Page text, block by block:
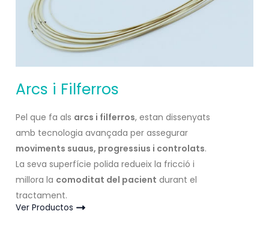
Arcs i Filferros
Pel que fa als arcs i filferros, estan dissenyats
amb tecnologia avançada per assegurar
moviments suaus, progressius i controlats.
La seva superfície polida redueix la fricció i
millora la comoditat del pacient durant el
tractament.
Ver Productos